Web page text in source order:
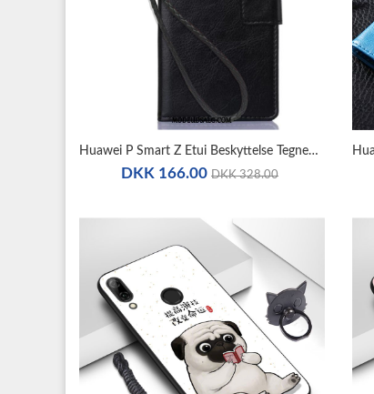
Huawei P Smart Z Etui Beskyttelse Tegnebog Sort Lædertaske Cover
DKK 166.00 DKK 328.00